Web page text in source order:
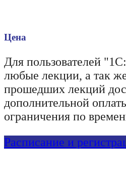
Цена
Для пользователей
любые лекции, а так
прошедших лекций
дополнительной
ограничения по
Расписание и